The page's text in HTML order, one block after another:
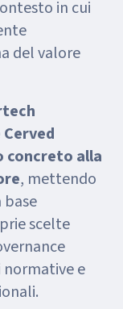
in cui
del valore
alla
, mettendo
base
scelte
normative e